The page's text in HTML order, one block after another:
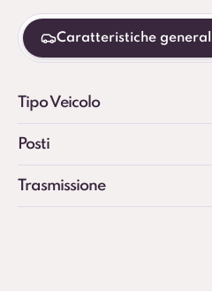
Caratteristiche
Tipo Veicolo
Posti
Trasmissione